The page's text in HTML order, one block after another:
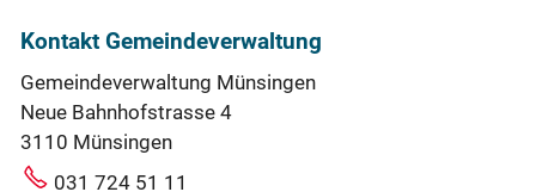
Kontakt Gemeindeverwaltung
Gemeindeverwaltung Münsingen
Neue Bahnhofstrasse 4
3110 Münsingen
031 724 51 11